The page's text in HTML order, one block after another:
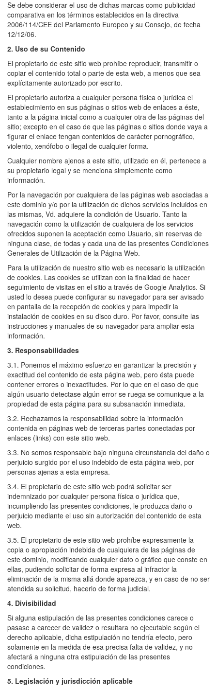
Se debe considerar el uso de dichas marcas como publicidad
comparativa en los términos establecidos en la directiva
2006/114/CEE del Parlamento Europeo y su Consejo, de fecha
12/12/06.
2. Uso de su Contenido
El propietario de este sitio web prohíbe reproducir, transmitir o
copiar el contenido total o parte de esta web, a menos que sea
explícitamente autorizado por escrito.
El propietario autoriza a cualquier persona física o jurídica el
establecimiento en sus páginas o sitios web de enlaces a éste,
tanto a la página inicial como a cualquier otra de las páginas del
sitio; excepto en el caso de que las páginas o sitios donde vaya a
figurar el enlace tengan contenidos de carácter pornográfico,
violento, xenófobo o ilegal de cualquier forma.
Cualquier nombre ajenos a este sitio, utilizado en él, pertenece a
su propietario legal y se menciona simplemente como
información.
Por la navegación por cualquiera de las páginas web asociadas a
este dominio y/o por la utilización de dichos servicios incluidos en
las mismas, Vd. adquiere la condición de Usuario. Tanto la
navegación como la utilización de cualquiera de los servicios
ofrecidos suponen la aceptación como Usuario, sin reservas de
ninguna clase, de todas y cada una de las presentes Condiciones
Generales de Utilización de la Página Web.
Para la utilización de nuestro sitio web es necesario la utilización
de cookies. Las cookies se utilizan con la finalidad de hacer
seguimiento de visitas en el sitio a través de Google Analytics. Si
usted lo desea puede configurar su navegador para ser avisado
en pantalla de la recepción de cookies y para impedir la
instalación de cookies en su disco duro. Por favor, consulte las
instrucciones y manuales de su navegador para ampliar esta
información.
3. Responsabilidades
3.1. Ponemos el máximo esfuerzo en garantizar la precisión y
exactitud del contenido de esta página web, pero ésta puede
contener errores o inexactitudes. Por lo que en el caso de que
algún usuario detectase algún error se ruega se comunique a la
propiedad de esta página para su subsanación inmediata.
3.2. Rechazamos la responsabilidad sobre la información
contenida en páginas web de terceras partes conectadas por
enlaces (links) con este sitio web.
3.3. No somos responsable bajo ninguna circunstancia del daño o
perjuicio surgido por el uso indebido de esta página web, por
personas ajenas a esta empresa.
3.4. El propietario de este sitio web podrá solicitar ser
indemnizado por cualquier persona física o jurídica que,
incumpliendo las presentes condiciones, le produzca daño o
perjuicio mediante el uso sin autorización del contenido de esta
web.
3.5. El propietario de este sitio web prohíbe expresamente la
copia o apropiación indebida de cualquiera de las páginas de
este dominio, modificando cualquier dato o gráfico que conste en
ellas, pudiendo solicitar de forma expresa al infractor la
eliminación de la misma allá donde aparezca, y en caso de no ser
atendida su solicitud, hacerlo de forma judicial.
4. Divisibilidad
Si alguna estipulación de las presentes condiciones carece o
pasase a carecer de validez o resultara no ejecutable según el
derecho aplicable, dicha estipulación no tendría efecto, pero
solamente en la medida de esa precisa falta de validez, y no
afectará a ninguna otra estipulación de las presentes
condiciones.
5. Legislación y jurisdicción aplicable